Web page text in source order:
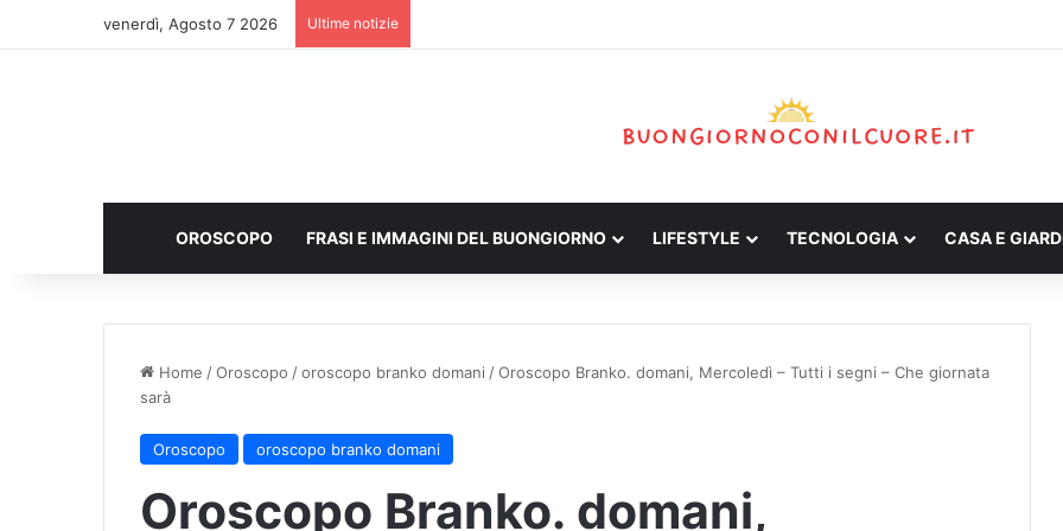
venerdì, Agosto 7 2026 Ultime notizie
OROSCOPO FRASI E IMMAGINI DEL BUONGIORNO LIFESTYLE TECNOLOGIA CASA E
Home /Oroscopo /oroscopo branko domani /Oroscopo Branko. domani, Mercoledì – Tutti i segni – Che giornata
sarà
Oroscopo oroscopo branko domani
Oroscopo Branko. domani,